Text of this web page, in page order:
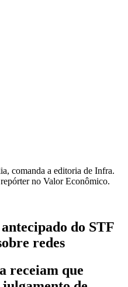
comanda a editoria de Infra.
no Valor Econômico.
do STF
redes
receiam que